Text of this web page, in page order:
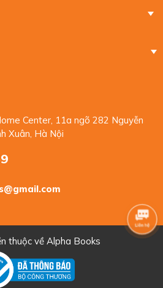
Center, 11a ngõ 282 Nguyễn
Xuân, Hà Nội
thuộc về Alpha Books